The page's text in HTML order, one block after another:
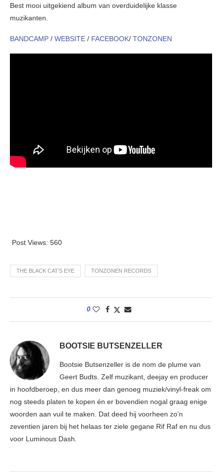
Best mooi uitgekiend album van overduidelijke klasse
muzikanten.
BANDCAMP / WEBSITE / FACEBOOK/ TONZONEN
Post Views: 560
THE BLACK CAT'S EYE TONZONEN RECORDS
0
BOOTSIE BUTSENZELLER
Bootsie Butsenzeller is de nom de plume van
Geert Budts. Zelf muzikant, deejay en producer
in hoofdberoep, en dus meer dan genoeg muziek/vinyl-freak om
nog steeds platen te kopen én er bovendien nogal graag enige
woorden aan vuil te maken. Dat deed hij voorheen zo'n
zeventien jaren bij het helaas ter ziele gegane Rif Raf en nu dus
voor Luminous Dash.